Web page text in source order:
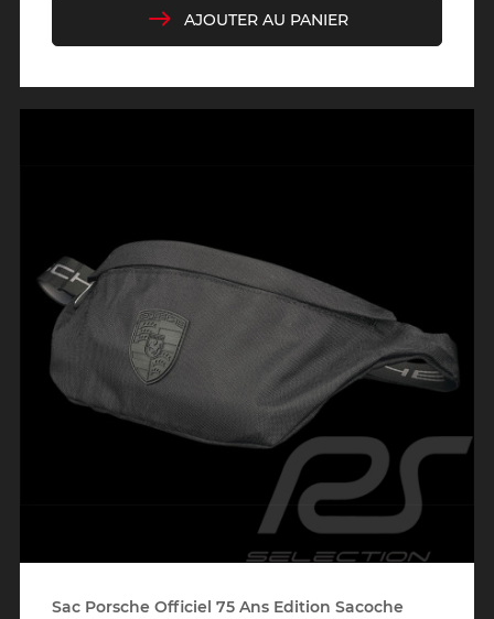
AJOUTER AU PANIER
Sac Porsche Officiel 75 Ans Edition Sacoche